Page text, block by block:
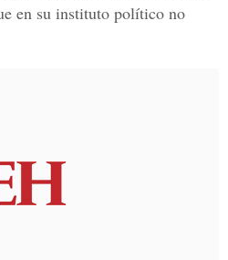
en su instituto político no